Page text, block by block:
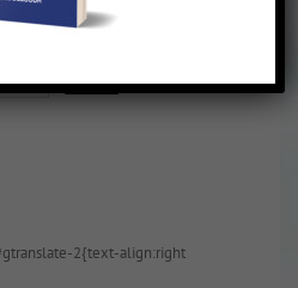
2{text-align:right